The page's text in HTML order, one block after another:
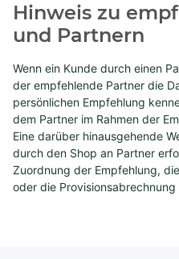
Hinweis zu
und Partnern
Wenn ein Kunde durch einen
der empfehlende Partner die
persönlichen Empfehlung
dem Partner im Rahmen der
Eine darüber hinausgehende
durch den Shop an Partner
Zuordnung der Empfehlung,
oder die